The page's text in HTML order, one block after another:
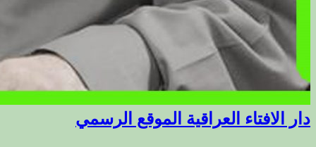
دار الافتاء العراقية الموقع الرسمي